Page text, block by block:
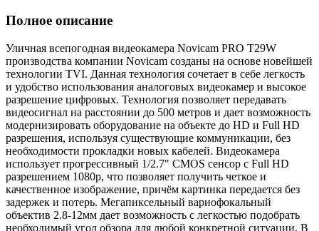
Полное описание
Уличная всепогодная видеокамера Novicam PRO T29W
производства компании Novicam созданы на основе новейшей
технологии TVI. Данная технология сочетает в себе легкость
и удобство использования аналоговых видеокамер и высокое
разрешение цифровых. Технология позволяет передавать
видеосигнал на расстоянии до 500 метров и дает возможность
модернизировать оборудование на объекте до HD и Full HD
разрешения, используя существующие коммуникации, без
необходимости прокладки новых кабелей. Видеокамера
использует прогрессивный 1/2.7" CMOS сенсор с Full HD
разрешением 1080p, что позволяет получить четкое и
качественное изображение, причём картинка передается без
задержек и потерь. Мегапиксельный вариофокальный
объектив 2.8-12мм дает возможность с легкостью подобрать
необходимый угол обзора для любой конкретной ситуации. В